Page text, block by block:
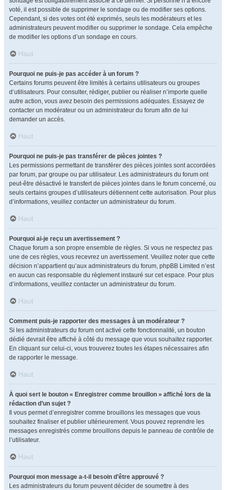
voté, il est possible de supprimer le sondage ou de modifier ses options.
Cependant, si des votes ont été exprimés, seuls les modérateurs et les
administrateurs peuvent modifier ou supprimer le sondage. Cela empêche
de modifier les options d’un sondage en cours.
Haut
Pourquoi ne puis-je pas accéder à un forum ?
Certains forums peuvent être limités à certains utilisateurs ou groupes
d’utilisateurs. Pour consulter, rédiger, publier ou réaliser n’importe quelle
autre action, vous avez besoin des permissions adéquates. Essayez de
contacter un modérateur ou un administrateur du forum afin de lui
demander un accès.
Haut
Pourquoi ne puis-je pas transférer de pièces jointes ?
Les permissions permettant de transférer des pièces jointes sont accordées
par forum, par groupe ou par utilisateur. Les administrateurs du forum ont
peut-être désactivé le transfert de pièces jointes dans le forum concerné, ou
seuls certains groupes d’utilisateurs détiennent cette autorisation. Pour plus
d’informations, veuillez contacter un administrateur du forum.
Haut
Pourquoi ai-je reçu un avertissement ?
Chaque forum a son propre ensemble de règles. Si vous ne respectez pas
une de ces règles, vous recevrez un avertissement. Veuillez noter que cette
décision n’appartient qu’aux administrateurs du forum, phpBB Limited n’est
en aucun cas responsable du règlement instauré sur cet espace. Pour plus
d’informations, veuillez contacter un administrateur du forum.
Haut
Comment puis-je rapporter des messages à un modérateur ?
Si les administrateurs du forum ont activé cette fonctionnalité, un bouton
dédié devrait être affiché à côté du message que vous souhaitez rapporter.
En cliquant sur celui-ci, vous trouverez toutes les étapes nécessaires afin
de rapporter le message.
Haut
À quoi sert le bouton « Enregistrer comme brouillon » affiché lors de la
rédaction d’un sujet ?
Il vous permet d’enregistrer comme brouillons les messages que vous
souhaitez finaliser et publier ultérieurement. Vous pouvez reprendre les
messages enregistrés comme brouillons depuis le panneau de contrôle de
l’utilisateur.
Haut
Pourquoi mon message a-t-il besoin d’être approuvé ?
Les administrateurs du forum peuvent décider de soumettre à des